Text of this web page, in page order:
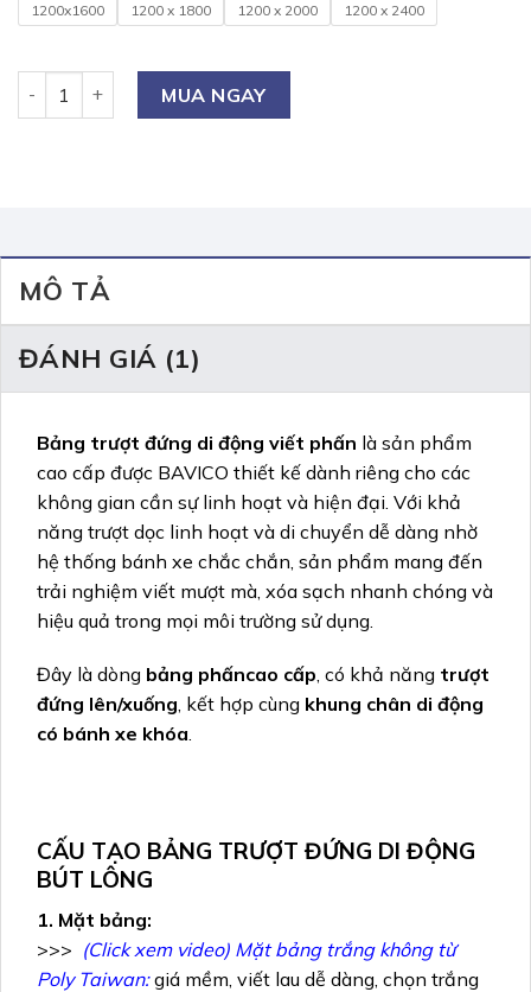
1200x1600
1200 x 1800 1200 x 2000 1200 x 2400
MUA NGAY
MÔ TẢ
ĐÁNH GIÁ (1)
Bảng trượt đứng di động viết phấn là sản phẩm
cao cấp được BAVICO thiết kế dành riêng cho các
không gian cần sự linh hoạt và hiện đại. Với khả
năng trượt dọc linh hoạt và di chuyển dễ dàng nhờ
hệ thống bánh xe chắc chắn, sản phẩm mang đến
trải nghiệm viết mượt mà, xóa sạch nhanh chóng và
hiệu quả trong mọi môi trường sử dụng.
Đây là dòng bảng phấncao cấp, có khả năng trượt
đứng lên/xuống, kết hợp cùng khung chân di động
có bánh xe khóa.
CẤU TẠO BẢNG TRƯỢT ĐỨNG DI ĐỘNG
BÚT LÔNG
1. Mặt bảng:
>>> (Click xem video) Mặt bảng trắng không từ
Poly Taiwan:giá mềm, viết lau dễ dàng, chọn trắng